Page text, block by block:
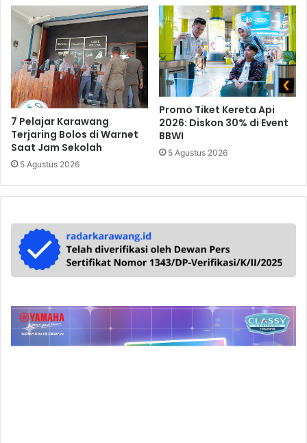
7 Pelajar Karawang
Terjaring Bolos di Warnet
Saat Jam Sekolah
5 Agustus 2026
Promo Tiket Kereta Api
2026: Diskon 30% di Event
BBWI
5 Agustus 2026